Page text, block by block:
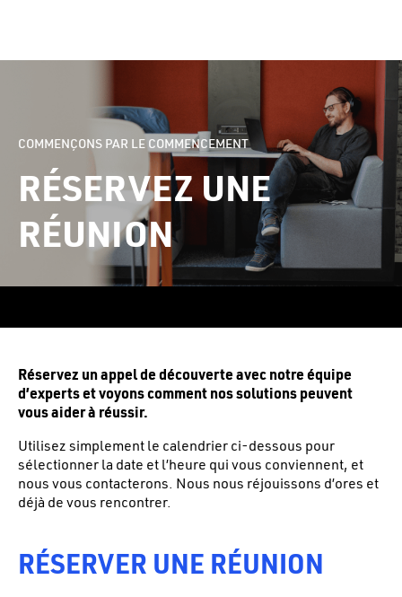
COMMENÇONS PAR LE COMMENCEMENT
RÉSERVEZ UNE
RÉUNION
Réservez un appel de découverte avec notre équipe
d’experts et voyons comment nos solutions peuvent
vous aider à réussir.
Utilisez simplement le calendrier ci-dessous pour
sélectionner la date et l’heure qui vous conviennent, et
nous vous contacterons. Nous nous réjouissons d’ores et
déjà de vous rencontrer.
RÉSERVER UNE RÉUNION